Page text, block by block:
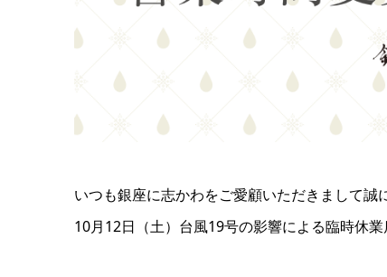
いつも銀座に志かわをご愛顧いただきまして誠
10月12日（土）台風19号の影響による臨時休